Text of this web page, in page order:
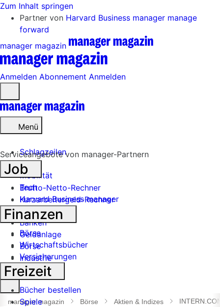
Zum Inhalt springen
Partner von Harvard Business manager manage
forward
manager magazin
Anmelden Abonnement Anmelden
öffnen
Menü
Schlagzeilen
Mobilität
Tech
Harvard Business manager
Handel
Banken
Geldanlage
Börse
Industrie
Suche
öffnen
manager magazin Börse Aktien & Indizes
Serviceangebote von manager-Partnern
Job
Brutto-Netto-Rechner
Kurzarbeitergeld-Rechner
Finanzen
Börse
Wirtschaftsbücher
Versicherungen
Freizeit
Bücher bestellen
Spiele